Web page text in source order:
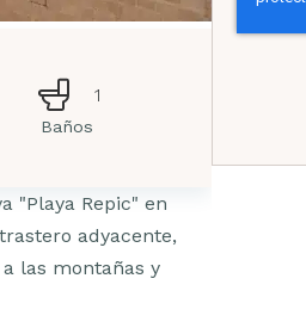
1
Baños
"Playa Repic" en
adyacente,
las montañas y